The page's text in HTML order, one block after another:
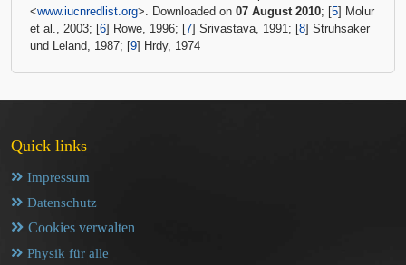
<www.iucnredlist.org>. Downloaded on 07 August 2010; [5] Molur
et al., 2003; [6] Rowe, 1996; [7] Srivastava, 1991; [8] Struhsaker
und Leland, 1987; [9] Hrdy, 1974
Quick links
Impressum
Datenschutz
Cookies verwalten
Physik für alle